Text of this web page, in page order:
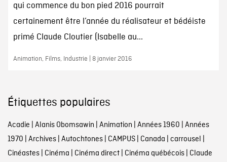
qui commence du bon pied 2016 pourrait
certainement être l’année du réalisateur et bédéiste
primé Claude Cloutier (Isabelle au...
Animation, Films, Industrie | 8 janvier 2016
Étiquettes populaires
Acadie | Alanis Obomsawin | Animation | Années 1960 | Années
1970 | Archives| Autochtones| CAMPUS| Canada | carrousel |
Cinéastes| Cinéma | Cinéma direct| Cinéma québécois| Claude